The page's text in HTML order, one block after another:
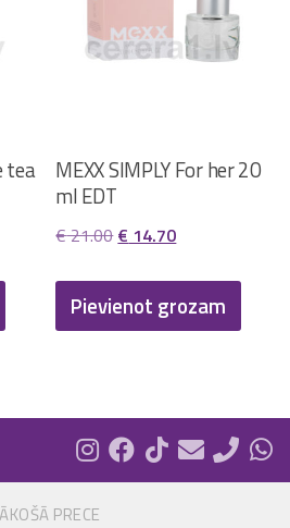
tea
MEXX SIMPLY For her 20
ml EDT
€21.00Original
was:
€ 21.00.
€ 14.70Current
is:
€ 14.70.
Pievienot grozam
PRECE